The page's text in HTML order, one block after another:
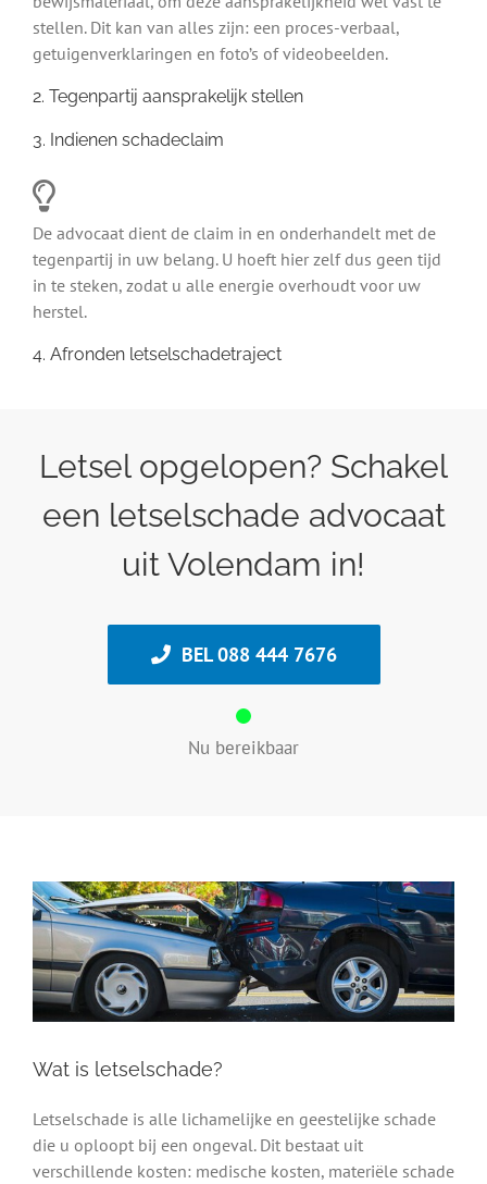
stellen. Dit kan van alles zijn: een proces-verbaal,
getuigenverklaringen en foto’s of videobeelden.
2. Tegenpartij aansprakelijk stellen
3. Indienen schadeclaim
De advocaat dient de claim in en onderhandelt met de
tegenpartij in uw belang. U hoeft hier zelf dus geen tijd
in te steken, zodat u alle energie overhoudt voor uw
herstel.
4. Afronden letselschadetraject
Letsel opgelopen? Schakel
een letselschade advocaat
uit Volendam in!
BEL 088 444 7676
Nu bereikbaar
Wat is letselschade?
Letselschade is alle lichamelijke en geestelijke schade
die u oploopt bij een ongeval. Dit bestaat uit
verschillende kosten: medische kosten, materiële schade